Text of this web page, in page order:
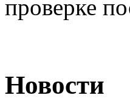
проверке
Новости